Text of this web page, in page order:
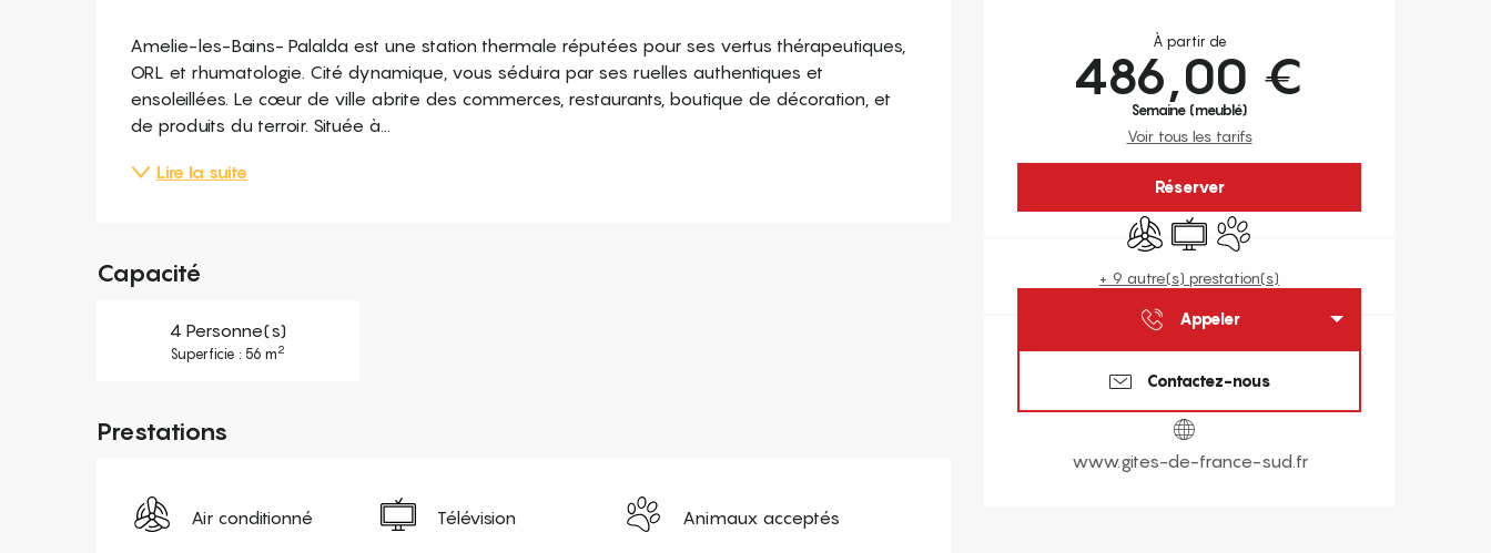
Ouverture et coordonnées
À partir de
486,00 €
Semaine (meublé)
Voir tous les tarifs
Réserver
Air conditionné
TélévisionAnimaux acceptés
+ 9 autre(s) prestation(s)
Appeler
Contactez-nous
www.gites-de-france-sud.fr
Description
Amelie-les-Bains- Palalda est une station thermale réputées pour ses vertus thérapeutiques,
ORL et rhumatologie. Cité dynamique, vous séduira par ses ruelles authentiques et
ensoleillées. Le cœur de ville abrite des commerces, restaurants, boutique de décoration, et
de produits du terroir. Située à...
Lire la suite
Capacité
4 Personne(s)
Superficie : 56 m2
Prestations
Air conditionné Télévision Animaux acceptés